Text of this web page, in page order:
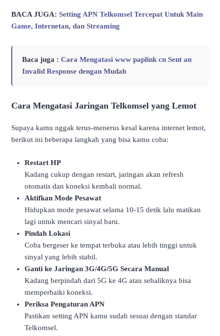
BACA JUGA: Setting APN Telkomsel Tercepat Untuk Main
Game, Internetan, dan Streaming
Baca juga : Cara Mengatasi www paplink cn Sent an
Invalid Response dengan Mudah
Cara Mengatasi Jaringan Telkomsel yang Lemot
Supaya kamu nggak terus-menerus kesal karena internet lemot,
berikut ini beberapa langkah yang bisa kamu coba:
Restart HP
Kadang cukup dengan restart, jaringan akan refresh
otomatis dan koneksi kembali normal.
Aktifkan Mode Pesawat
Hidupkan mode pesawat selama 10-15 detik lalu matikan
lagi untuk mencari sinyal baru.
Pindah Lokasi
Coba bergeser ke tempat terbuka atau lebih tinggi untuk
sinyal yang lebih stabil.
Ganti ke Jaringan 3G/4G/5G Secara Manual
Kadang berpindah dari 5G ke 4G atau sebaliknya bisa
memperbaiki koneksi.
Periksa Pengaturan APN
Pastikan setting APN kamu sudah sesuai dengan standar
Telkomsel.